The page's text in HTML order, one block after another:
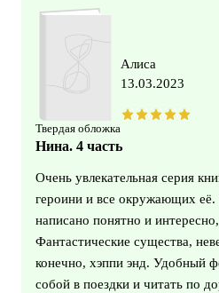
Твердая обложка
Алиса
13.03.2023
Нина. 4 часть
Очень увлекательная серия
героини и все окружающих её.
написано понятно и интересно,
Фантастические существа,
конечно, хэппи энд. Удобный
собой в поездки и читать по